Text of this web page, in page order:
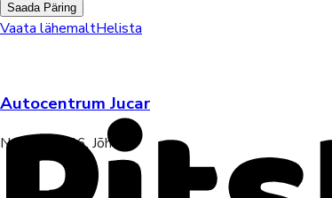
Saada Päring
Vaata lähemaltHelista
Autocentrum Jucar
Narva mnt 46, Jõhvi